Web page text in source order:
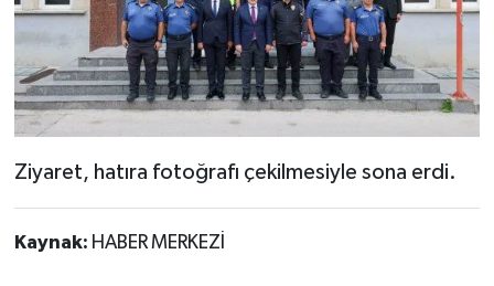
Ziyaret, hatıra fotoğrafı çekilmesiyle sona erdi.
Kaynak: HABER MERKEZİ